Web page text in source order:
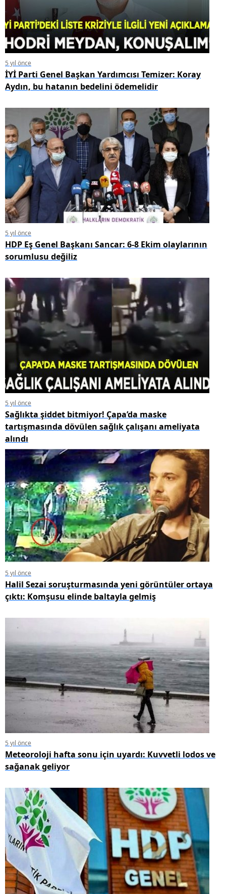
5 yıl önce
İYİ Parti Genel Başkan Yardımcısı Temizer: Koray
Aydın, bu hatanın bedelini ödemelidir
5 yıl önce
HDP Eş Genel Başkanı Sancar: 6-8 Ekim olaylarının
sorumlusu değiliz
5 yıl önce
Sağlıkta şiddet bitmiyor! Çapa’da maske
tartışmasında dövülen sağlık çalışanı ameliyata
alındı
5 yıl önce
Halil Sezai soruşturmasında yeni görüntüler ortaya
çıktı: Komşusu elinde baltayla gelmiş
5 yıl önce
Meteoroloji hafta sonu için uyardı: Kuvvetli lodos ve
sağanak geliyor